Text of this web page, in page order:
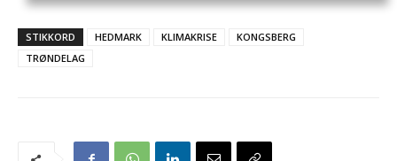
STIKKORD HEDMARK KLIMAKRISE
KONGSBERG
TRØNDELAG